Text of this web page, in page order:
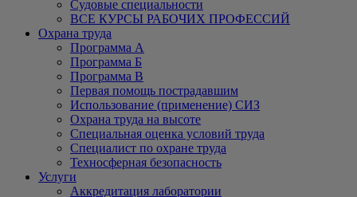
Судовые специальности
ВСЕ КУРСЫ РАБОЧИХ ПРОФЕССИЙ
Охрана труда
Программа А
Программа Б
Программа В
Первая помощь пострадавшим
Использование (применение) СИЗ
Охрана труда на высоте
Специальная оценка условий труда
Специалист по охране труда
Техносферная безопасность
Услуги
Аккредитация лаборатории